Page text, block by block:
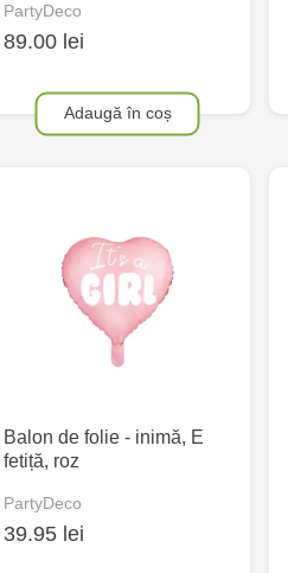
PartyDeco
89.00 lei
Adaugă în coș
Balon de folie - inimă, E
fetiță, roz
PartyDeco
39.95 lei